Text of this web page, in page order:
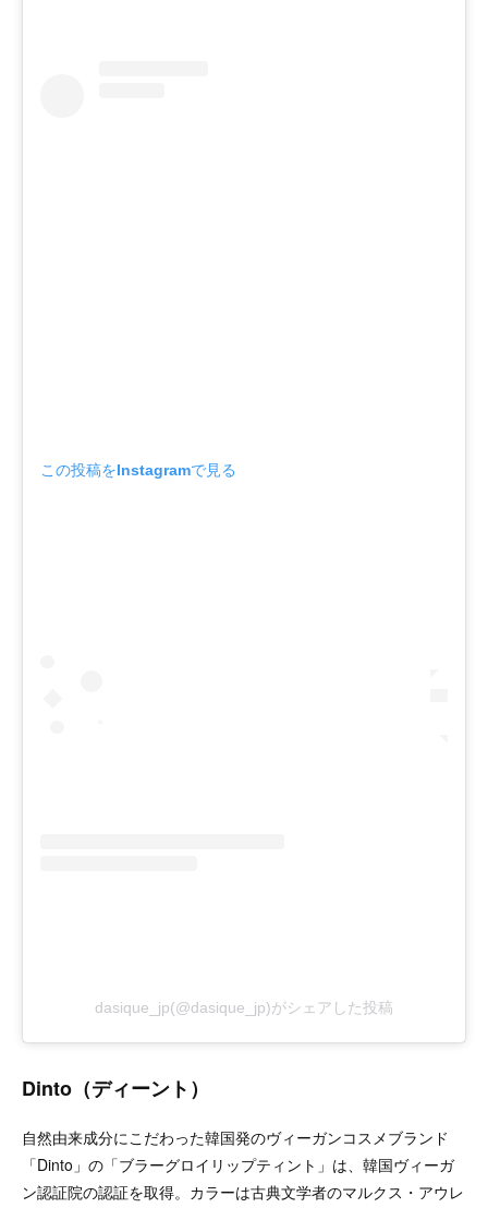
この投稿をInstagramで見る
dasique_jp(@dasique_jp)がシェアした投稿
Dinto（ディーント）
自然由来成分にこだわった韓国発のヴィーガンコスメブランド
「Dinto」の「ブラーグロイリップティント」は、韓国ヴィーガ
ン認証院の認証を取得。カラーは古典文学者のマルクス・アウレ